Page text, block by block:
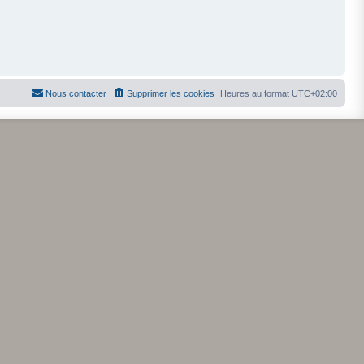
Heures au format UTC+02:00
Supprimer les cookies
Nous contacter